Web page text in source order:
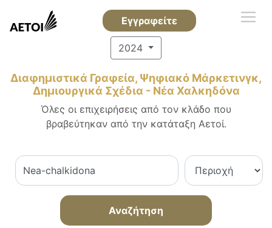
Εγγραφείτε
2024
Διαφημιστικά Γραφεία, Ψηφιακό Μάρκετινγκ,
Δημιουργικά Σχέδια - Νέα Χαλκηδόνα
Όλες οι επιχειρήσεις από τον κλάδο που
βραβεύτηκαν από την κατάταξη Αετοί.
Αναζήτηση